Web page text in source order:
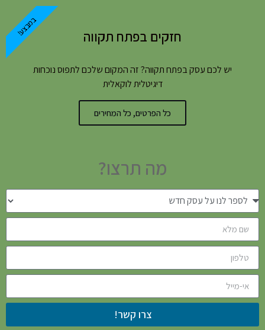
חזקים בפתח תקווה
יש לכם עסק בפתח תקווה? זה המקום שלכם לתפוס נוכחות
דיגיטלית לוקאלית
כל הפרטים, כל המחירים
במבצע!
מה תרצו?
צרו קשר!